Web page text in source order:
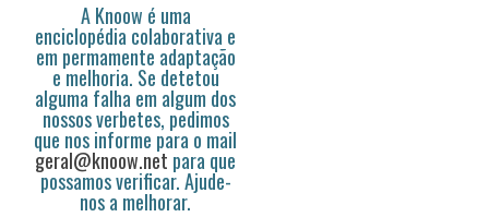
A Knoow é uma
enciclopédia colaborativa e
em permamente adaptação
e melhoria. Se detetou
alguma falha em algum dos
nossos verbetes, pedimos
que nos informe para o mail
geral@knoow.net para que
possamos verificar. Ajude-
nos a melhorar.